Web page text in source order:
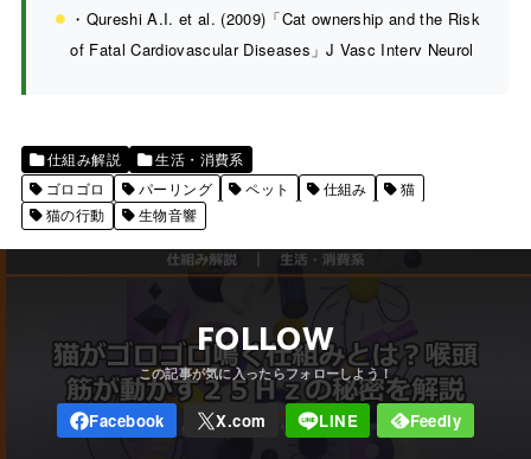
・Qureshi A.I. et al. (2009)「Cat ownership and the Risk
of Fatal Cardiovascular Diseases」J Vasc Interv Neurol
仕組み解説
生活・消費系
ゴロゴロ
パーリング ペット 仕組み
猫
猫の行動
生物音響
FOLLOW